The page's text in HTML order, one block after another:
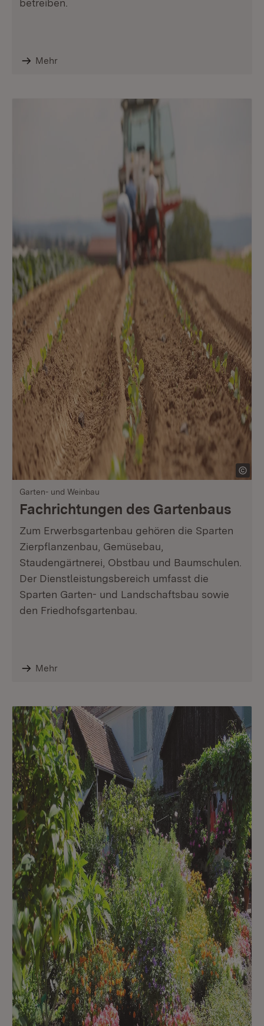
betreiben.
Mehr
Garten- und Weinbau
Fachrichtungen des Gartenbaus
Zum Erwerbsgartenbau gehören die Sparten
Zierpflanzenbau, Gemüsebau,
Staudengärtnerei, Obstbau und Baumschulen.
Der Dienstleistungsbereich umfasst die
Sparten Garten- und Landschaftsbau sowie
den Friedhofsgartenbau.
Mehr